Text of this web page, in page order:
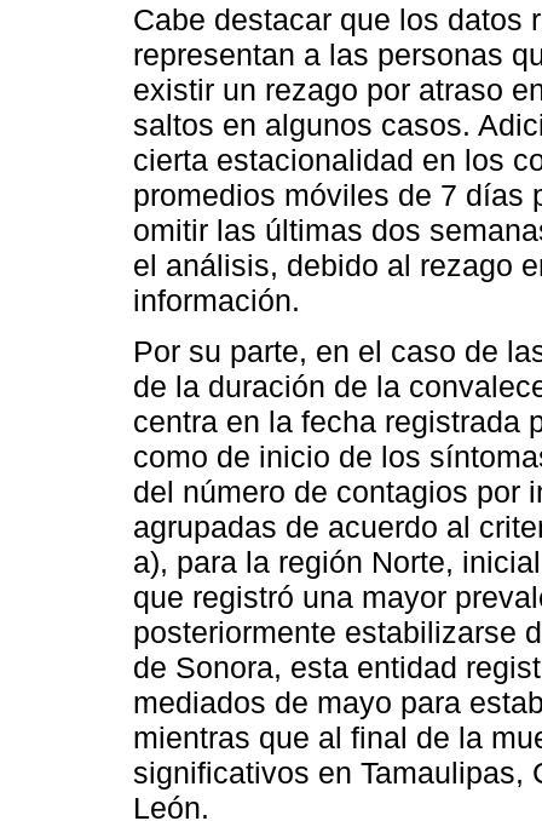
Cabe destacar que los datos
representan a las personas
existir un rezago por atraso
saltos en algunos casos.
cierta estacionalidad en los
promedios móviles de 7 días
omitir las últimas dos
el análisis, debido al rezago
información.
Por su parte, en el caso de
de la duración de la
centra en la fecha registrada
como de inicio de los
del número de contagios por
agrupadas de acuerdo al
a), para la región Norte,
que registró una mayor
posteriormente estabilizarse
de Sonora, esta entidad
mediados de mayo para
mientras que al final de la
significativos en Tamaulipas,
León.